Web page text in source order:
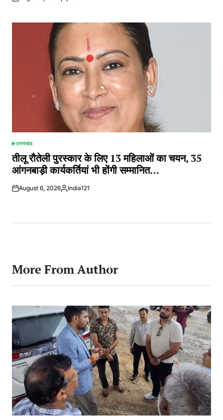
POSTED
IN
उत्तराखंड
तीलू रौतेली पुरस्कार के लिए 13 महिलाओं का चयन, 35
आंगनबाड़ी कार्यकर्तियां भी होंगी सम्मानित…
August 6, 2026Posted
India121
More From Author